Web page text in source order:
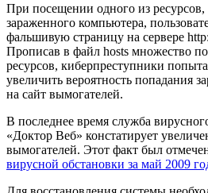
При посещении одного из
зараженного компьютера,
фальшивую страницу на сервере
Прописав в файл hosts множество
ресурсов, киберпреступники
увеличить вероятность попадания
на сайт вымогателей.
В последнее время служба
«Доктор Веб» констатирует
вымогателей. Этот факт был
вирусной обстановки за май 2009